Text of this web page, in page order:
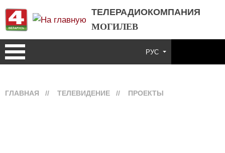
ТЕЛЕРАДИОКОМПАНИЯ
МОГИЛЕВ
РУС
ГЛАВНАЯ // ТЕЛЕВИДЕНИЕ // ПРОЕКТЫ